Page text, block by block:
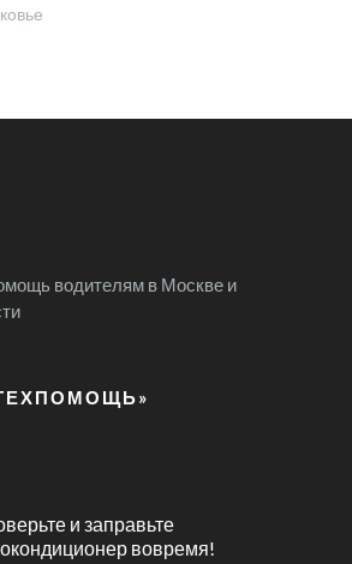
водителям в Москве и
и заправьте
вовремя!